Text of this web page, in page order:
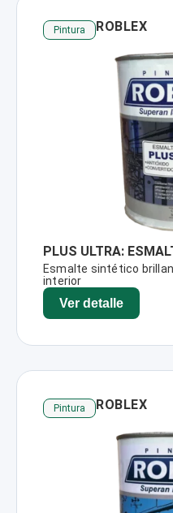
Pintura ROBLEX
PLUS ULTRA:
Esmalte sintético
interior
Ver detalle
Pintura ROBLEX